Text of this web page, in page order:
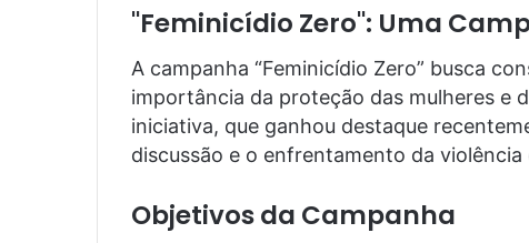
"Feminicídio Zero": Uma
A campanha “Feminicídio Zero” busca
importância da proteção das mulheres e
iniciativa, que ganhou destaque
discussão e o enfrentamento da
Objetivos da Campanha